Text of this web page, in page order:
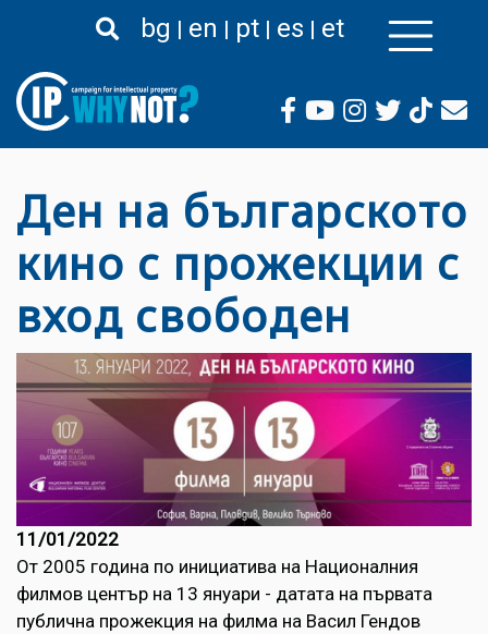
al
principal
bg en pt es et
Ден на българското
кино с прожекции с
вход свободен
11/01/2022
От 2005 година по инициатива на Националния
филмов център на 13 януари - датата на първата
публична прожекция на филма на Васил Гендов